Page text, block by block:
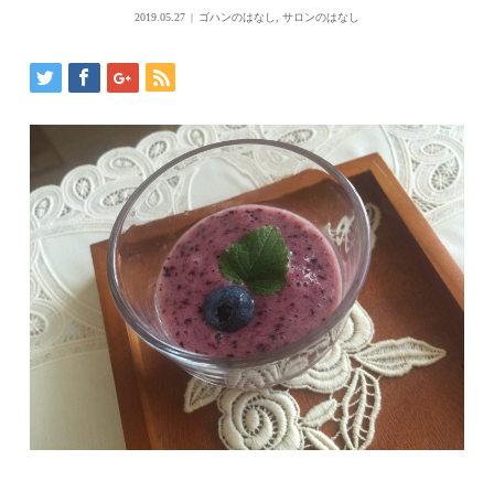
2019.05.27 ゴハンのはなし, サロンのはなし